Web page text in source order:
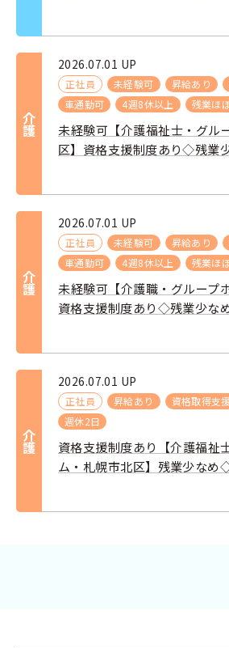
介護
2026.07.01 UP
正社員 未経験可 昇給あり
車通勤可
4週8休以上 残業ほ
未経験可【介護福祉士・グル
区】資格支援制度あり◇残業
介護
2026.07.01 UP
正社員 未経験可 昇給あり
車通勤可
4週8休以上 残業ほ
未経験可【介護職・グループ
資格支援制度あり◇残業少な
介護
2026.07.01 UP
正社員 昇給あり 資格取得支
週休2日
資格支援制度あり【介護福祉
ム・札幌市北区】残業少なめ